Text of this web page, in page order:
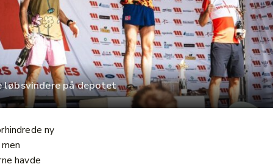
løbsvindere på depotet
ny
havde